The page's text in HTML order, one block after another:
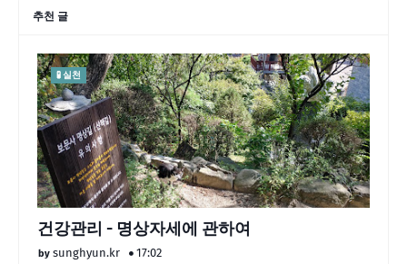
추천 글
🧪 실천
건강관리 - 명상자세에 관하여
sunghyun.kr 17:02